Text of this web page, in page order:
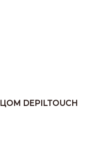
DEPILTOUCH